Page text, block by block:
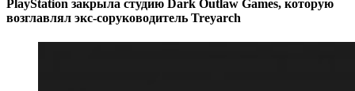
PlayStation закрыла студию Dark Outlaw Games, которую
возглавлял экс-соруководитель Treyarch